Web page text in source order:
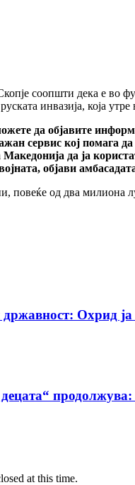
соопшти дека е во
инвазија, која утре
да објавите
сервис кој помага
да ја
објави
повеќе од два милиона
државност: Охрид
at this time.